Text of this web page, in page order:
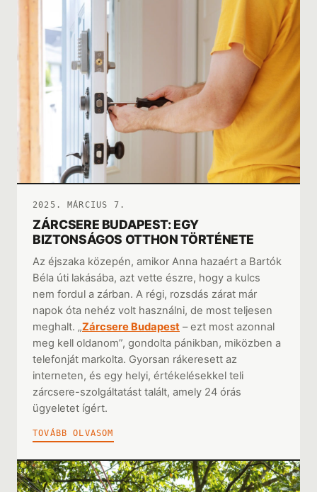
2025. MÁRCIUS 7.
ZÁRCSERE BUDAPEST: EGY
BIZTONSÁGOS OTTHON TÖRTÉNETE
Az éjszaka közepén, amikor Anna hazaért a Bartók
Béla úti lakásába, azt vette észre, hogy a kulcs
nem fordul a zárban. A régi, rozsdás zárat már
napok óta nehéz volt használni, de most teljesen
meghalt. „Zárcsere Budapest – ezt most azonnal
meg kell oldanom”, gondolta pánikban, miközben a
telefonját markolta. Gyorsan rákeresett az
interneten, és egy helyi, értékelésekkel teli
zárcsere-szolgáltatást talált, amely 24 órás
ügyeletet ígért.
TOVÁBB OLVASOM